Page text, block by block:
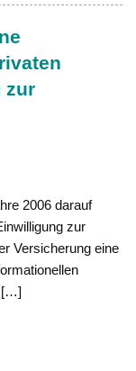
zur
2006 darauf
zur
Versicherung eine
[…]